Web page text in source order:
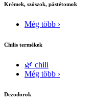
Krémek, szószok, pástétomok
Még több ›
Chilis termékek
🌿 chili
Még több ›
Dezodorok